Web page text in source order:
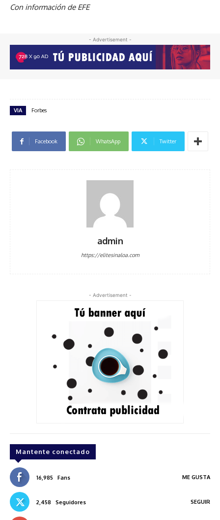
Con información de EFE
- Advertisement -
VIA Forbes
Facebook WhatsApp Twitter
admin
https://elitesinaloa.com
- Advertisement -
Mantente conectado
16,985 Fans ME GUSTA
2,458 Seguidores SEGUIR